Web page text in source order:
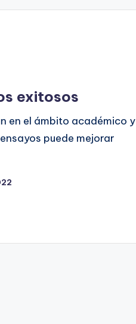
exitosos
en el ámbito académico y
puede mejorar